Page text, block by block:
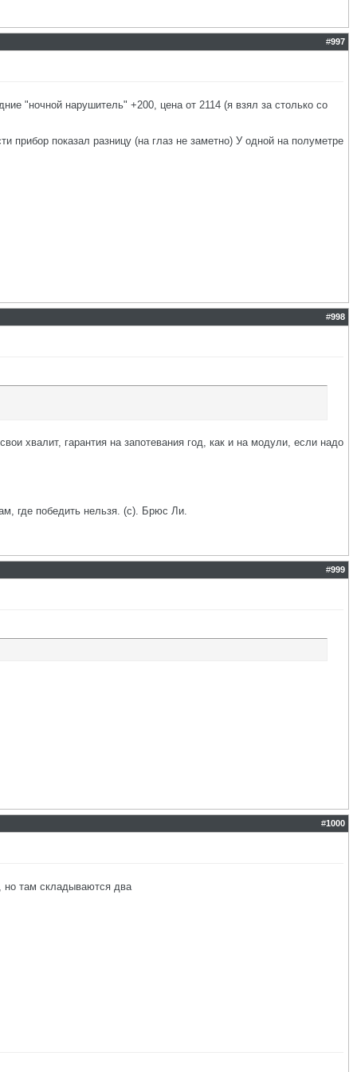
#997
"ночной нарушитель" +200, цена от 2114 (я взял за столько со
прибор показал разницу (на глаз не заметно) У одной на полуметре
#998
хвалит, гарантия на запотевания год, как и на модули, если надо
где победить нельзя. (с). Брюс Ли.
#999
#1000
но там складываются два